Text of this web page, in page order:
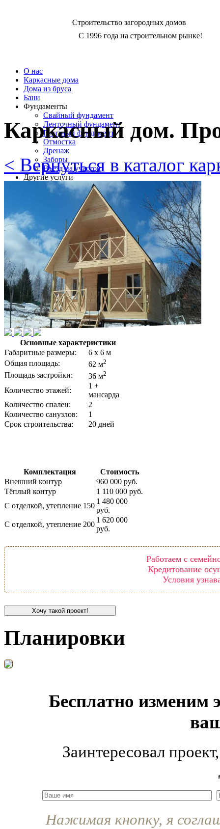
Строительство загородных домов
C 1996 года на строительном рынке!
О нас
Каркасные дома
Дома из бруса
Бани
Фундаменты
Свайный фундамент
Ленточный фундамент
Плитный фундамент
Отмостка
Дренаж
Заборы
Въезд на участок
Другие услуги
Ремонт и реконструкция
Отделка дома сайдингом
Инженерные коммуникации
Печи, камины, барбекю
Заказчику
Наши работы (фотоотчёты)
Технологии строительства
Собственное производство
Образец договора
Этапы и способы оплаты
Статьи
Отзывы
Материнский капитал
Политика конфиденциальности
Контакты
Каркасный дом.
< Вернуться в каталог
Основные характеристики
Габаритные размеры:
6 х 6 м
Общая площадь:
62 м2
Площадь застройки: 36 м2
Количество этажей:
1 +
мансарда
Количество спален:
2
Количество санузлов:
1
Срок строительства:
20 дней
Комплектация
Стоимость
Внешний контур
960 000 руб.
Тёплый контур
1 110 000 руб.
С отделкой, утепление 150
1 480 000
руб.
С отделкой, утепление 200
1 620 000
руб.
Работаем с
Кредитование
Условия
Хочу такой проект!
Планировки
Бесплатно изменим
Заинтересовал
Нажимая кнопку, я